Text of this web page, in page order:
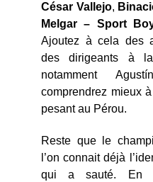
César Vallejo,
Melgar – Sport
Ajoutez à cela des
des dirigeants à
notamment
comprendrez mieux
pesant au Pérou.
Reste que le
l’on connait déjà
qui a sauté. En